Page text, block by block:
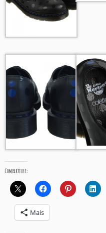
Compartilhe:
Mais